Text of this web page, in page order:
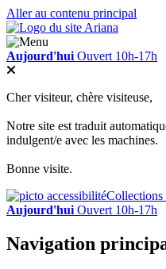
Aller au contenu principal
Aujourd'hui Ouvert 10h-17h
Cher visiteur, chère visiteuse,
Notre site est traduit
indulgent/e avec les machines.
Bonne visite.
Collections
Aujourd'hui Ouvert 10h-17h
Navigation